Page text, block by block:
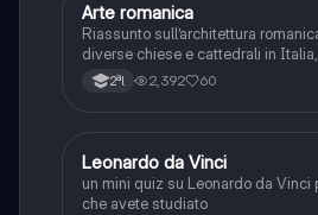
Storia dell'arte
Arte romanica
Riassunto sull’architettura
diverse chiese e cattedrali in
2ªl 2,392 60
LStoria dell'arte
Leonardo da Vinci
un mini quiz su Leonardo da Vinci
che avete studiato